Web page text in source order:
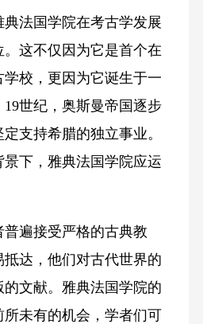
法国学院在考古学发展
这不仅因为它是首个在
校，更因为它诞生于一
世纪，奥斯曼帝国逐步
支持希腊的独立事业。
下，雅典法国学院应运
遍接受严格的古典教
达，他们对古代世界的
文献。雅典法国学院的
未有的机会，学者们可